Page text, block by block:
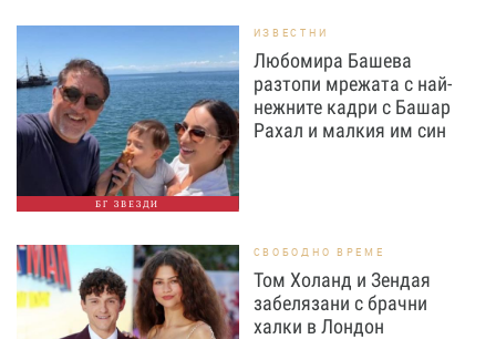
БГ ЗВЕЗДИ
ИЗВЕСТНИ
Любомира Башева
разтопи мрежата с най-
нежните кадри с Башар
Рахал и малкия им син
СВОБОДНО ВРЕМЕ
Том Холанд и Зендая
забелязани с брачни
халки в Лондон